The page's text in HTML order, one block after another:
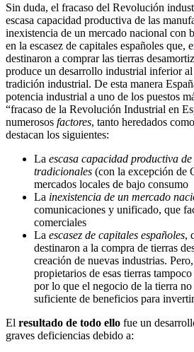
Sin duda, el fracaso del Revolución
escasa capacidad productiva de las
inexistencia de un mercado nacional con
en la escasez de capitales españoles que,
destinaron a comprar las tierras
produce un desarrollo industrial inferior
tradición industrial. De esta manera
potencia industrial a uno de los puestos
“fracaso de la Revolución Industrial en
numerosos factores, tanto heredados
destacan los siguientes:
La escasa capacidad productiva
tradicionales (con la excepción de
mercados locales de bajo consumo
La inexistencia de un mercado
comunicaciones y unificado, que
comerciales
La escasez de capitales españoles,
destinaron a la compra de tierras
creación de nuevas industrias.
propietarios de esas tierras
por lo que el negocio de la tierra
suficiente de beneficios para
El resultado de todo ello fue un
graves deficiencias debido a: